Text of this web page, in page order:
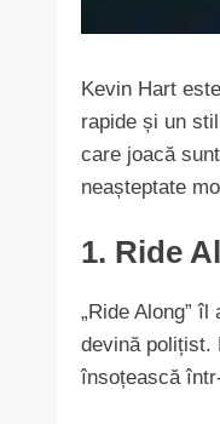
Kevin Hart
rapide și un
care joacă
neașteptate
1. Ride
„Ride Along”
devină polițist.
însoțească